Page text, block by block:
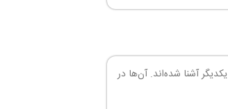
آشنا شده‌اند. آن‌ها در